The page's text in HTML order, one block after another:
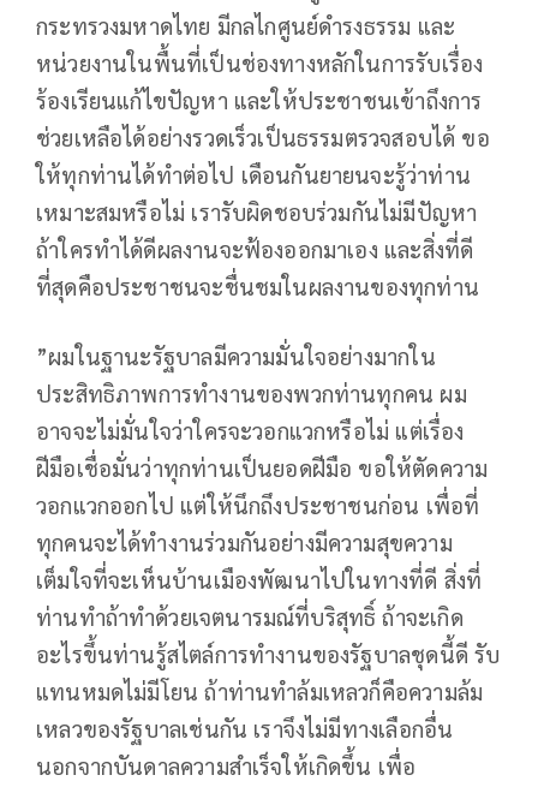
กระทรวงมหาดไทย มีกลไกศูนย์ดำรงธรรม และ
หน่วยงานในพื้นที่เป็นช่องทางหลักในการรับเรื่อง
ร้องเรียนแก้ไขปัญหา และให้ประชาชนเข้าถึงการ
ช่วยเหลือได้อย่างรวดเร็วเป็นธรรมตรวจสอบได้ ขอ
ให้ทุกท่านได้ทำต่อไป เดือนกันยายนจะรู้ว่าท่าน
เหมาะสมหรือไม่ เรารับผิดชอบร่วมกันไม่มีปัญหา
ถ้าใครทำได้ดีผลงานจะฟ้องออกมาเอง และสิ่งที่ดี
ที่สุดคือประชาชนจะชื่นชมในผลงานของทุกท่าน
”ผมในฐานะรัฐบาลมีความมั่นใจอย่างมากใน
ประสิทธิภาพการทำงานของพวกท่านทุกคน ผม
อาจจะไม่มั่นใจว่าใครจะวอกแวกหรือไม่ แต่เรื่อง
ฝีมือเชื่อมั่นว่าทุกท่านเป็นยอดฝีมือ ขอให้ตัดความ
วอกแวกออกไป แต่ให้นึกถึงประชาชนก่อน เพื่อที่
ทุกคนจะได้ทำงานร่วมกันอย่างมีความสุขความ
เต็มใจที่จะเห็นบ้านเมืองพัฒนาไปในทางที่ดี สิ่งที่
ท่านทำถ้าทำด้วยเจตนารมณ์ที่บริสุทธิ์ ถ้าจะเกิด
อะไรขึ้นท่านรู้สไตล์การทำงานของรัฐบาลชุดนี้ดี รับ
แทนหมดไม่มีโยน ถ้าท่านทำล้มเหลวก็คือความล้ม
เหลวของรัฐบาลเช่นกัน เราจึงไม่มีทางเลือกอื่น
นอกจากบันดาลความสำเร็จให้เกิดขึ้น เพื่อ